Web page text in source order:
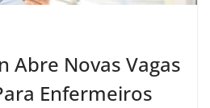
Abre Novas Vagas
Enfermeiros